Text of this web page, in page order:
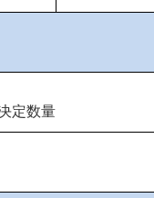
定数量